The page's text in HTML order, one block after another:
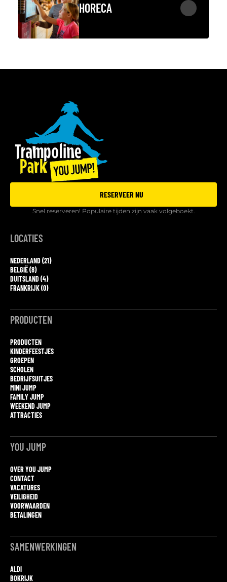
HORECA
RESERVEER NU
Snel reserveren! Populaire tijden zijn vaak volgeboekt.
LOCATIES
NEDERLAND (21)
BELGIË (8)
DUITSLAND (4)
FRANKRIJK (0)
PRODUCTEN
PRODUCTEN
KINDERFEESTJES
GROEPEN
SCHOLEN
BEDRIJFSUITJES
MINI JUMP
FAMILY JUMP
WEEKEND JUMP
ATTRACTIES
YOU JUMP
OVER YOU JUMP
CONTACT
VACATURES
VEILIGHEID
VOORWAARDEN
BETALINGEN
SAMENWERKINGEN
ALDI
BOKRIJK